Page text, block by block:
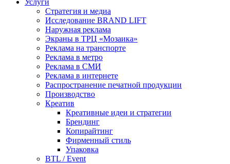
Стратегия и медиа
Исследование BRAND LIFT
Наружная реклама
Экраны в ТРЦ «Мозаика»
Реклама на транспорте
Реклама в метро
Реклама в СМИ
Реклама в интернете
Распространение печатной продукции
Производство
Креатив
Креативные идеи и стратегии
Брендинг
Копирайтинг
Фирменный стиль
Упаковка
BTL / Event